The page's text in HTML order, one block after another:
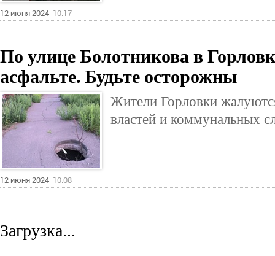
12 июня 2024 10:17
По улице Болотникова в
асфальте. Будьте осторожны
Жители Горловки
властей и коммунальных
12 июня 2024 10:08
Загрузка...